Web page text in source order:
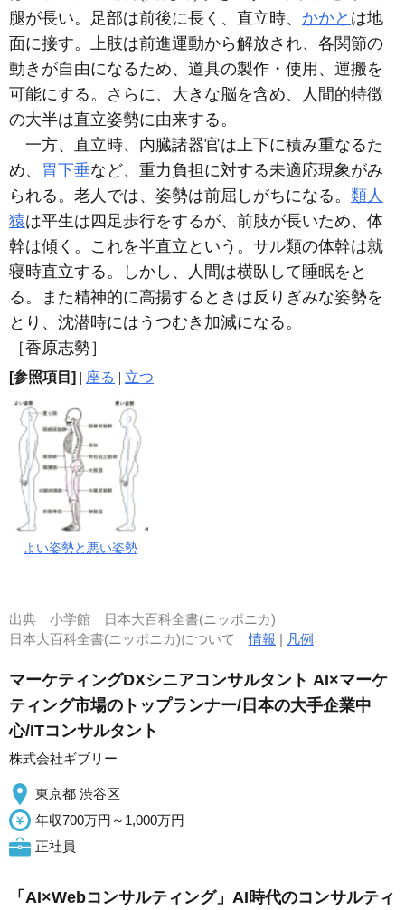
腿が長い。足部は前後に長く、直立時、 かかと は地
面に接す。上肢は前進運動から解放され、各関節の
動きが自由になるため、道具の製作・使用、運搬を
可能にする。さらに、大きな脳を含め、人間的特徴
の大半は直立姿勢に由来する。
一方、直立時、内臓諸器官は上下に積み重なるた
め、 胃下垂など、重力負担に対する未適応現象がみ
られる。老人では、姿勢は前屈しがちになる。 類人
猿は平生は四足歩行をするが、前肢が長いため、体
幹は傾く。これを半直立という。サル類の体幹は就
寝時直立する。しかし、人間は横臥して睡眠をと
る。また精神的に高揚するときは反りぎみな姿勢を
とり、沈潜時にはうつむき加減になる。
［香原志勢］
[参照項目] | 座る | 立つ
よい姿勢と悪い姿勢
出典 小学館 日本大百科全書(ニッポニカ)
日本大百科全書(ニッポニカ)について情報 | 凡例
マーケティングDXシニアコンサルタント AI×マーケ
ティング市場のトップランナー/日本の大手企業中
心/ITコンサルタント
株式会社ギブリー
東京都 渋谷区
年収700万円～1,000万円
正社員
「AI×Webコンサルティング」AI時代のコンサルティ